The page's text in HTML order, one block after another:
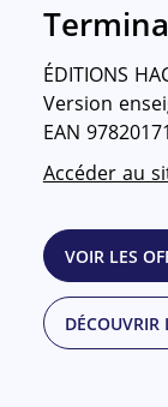
ÉDITIONS
Version
EAN
Accéder au
VOIR LES
DÉCOUVRIR